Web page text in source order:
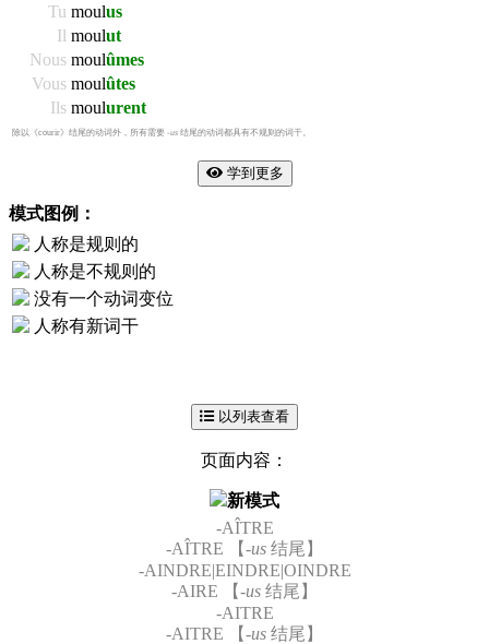
Tu moulus
Il moulut
Nous moulûmes
Vous moulûtes
Ils moulurent
除以《courir》结尾的动词外，所有需要 -us 结尾的动词都具有不规则的词干。
学到更多
模式图例：
人称是规则的
人称是不规则的
没有一个动词变位
人称有新词干
以列表查看
页面内容：
新模式
-AÎTRE
-AÎTRE 【-us 结尾】
-AINDRE|EINDRE|OINDRE
-AIRE 【-us 结尾】
-AITRE
-AITRE 【-us 结尾】